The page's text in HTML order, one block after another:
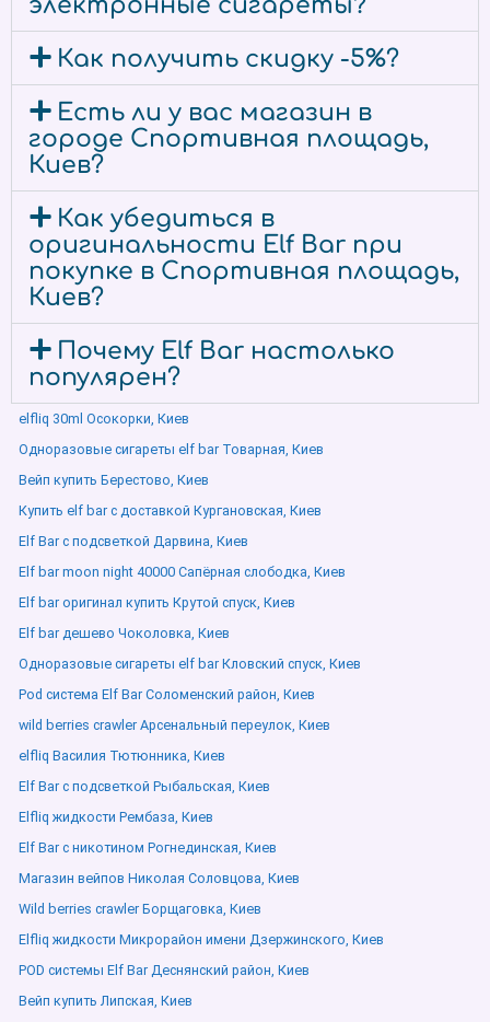
электронные сигареты?
Как получить скидку -5%?
Есть ли у вас магазин в
городе Спортивная площадь,
Киев?
Как убедиться в
оригинальности Elf Bar при
покупке в Спортивная площадь,
Киев?
Почему Elf Bar настолько
популярен?
elfliq 30ml Осокорки, Киев
Одноразовые сигареты elf bar Товарная, Киев
Вейп купить Берестово, Киев
Купить elf bar с доставкой Кургановская, Киев
Elf Bar с подсветкой Дарвина, Киев
Elf bar moon night 40000 Сапёрная слободка, Киев
Elf bar оригинал купить Крутой спуск, Киев
Elf bar дешево Чоколовка, Киев
Одноразовые сигареты elf bar Кловский спуск, Киев
Pod система Elf Bar Соломенский район, Киев
wild berries crawler Арсенальный переулок, Киев
elfliq Василия Тютюнника, Киев
Elf Bar с подсветкой Рыбальская, Киев
Elfliq жидкости Рембаза, Киев
Elf Bar с никотином Рогнединская, Киев
Магазин вейпов Николая Соловцова, Киев
Wild berries crawler Борщаговка, Киев
Elfliq жидкости Микрорайон имени Дзержинского, Киев
POD системы Elf Bar Деснянский район, Киев
Вейп купить Липская, Киев